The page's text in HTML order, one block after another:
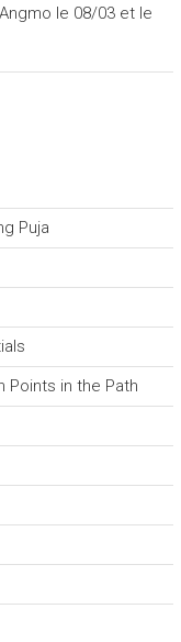
le 08/03 et le
Puja
Points in the Path